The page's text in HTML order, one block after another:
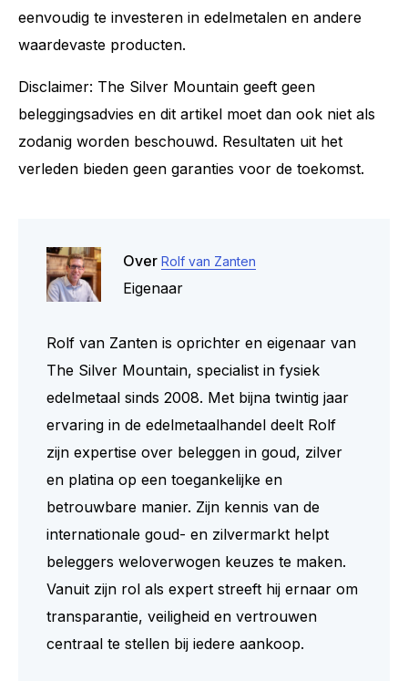
eenvoudig te investeren in edelmetalen en andere
waardevaste producten.
Disclaimer: The Silver Mountain geeft geen
beleggingsadvies en dit artikel moet dan ook niet als
zodanig worden beschouwd. Resultaten uit het
verleden bieden geen garanties voor de toekomst.
Over Rolf van Zanten
Eigenaar
Rolf van Zanten is oprichter en eigenaar van
The Silver Mountain, specialist in fysiek
edelmetaal sinds 2008. Met bijna twintig jaar
ervaring in de edelmetaalhandel deelt Rolf
zijn expertise over beleggen in goud, zilver
en platina op een toegankelijke en
betrouwbare manier. Zijn kennis van de
internationale goud- en zilvermarkt helpt
beleggers weloverwogen keuzes te maken.
Vanuit zijn rol als expert streeft hij ernaar om
transparantie, veiligheid en vertrouwen
centraal te stellen bij iedere aankoop.